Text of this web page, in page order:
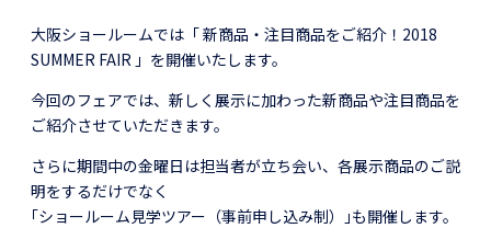
大阪ショールームでは「 新商品・注目商品をご紹介！2018
SUMMER FAIR 」を開催いたします。
今回のフェアでは、新しく展示に加わった新商品や注目商品を
ご紹介させていただきます。
さらに期間中の金曜日は担当者が立ち会い、各展示商品のご説
明をするだけでなく
｢ショールーム見学ツアー（事前申し込み制）｣も開催します。